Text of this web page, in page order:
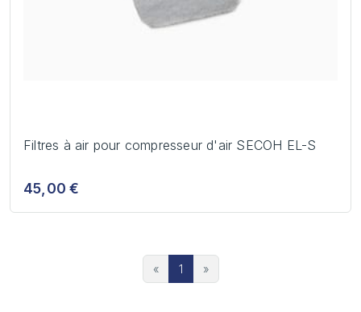
Filtres à air pour compresseur d'air SECOH EL-S
45,00 €
« 1 »